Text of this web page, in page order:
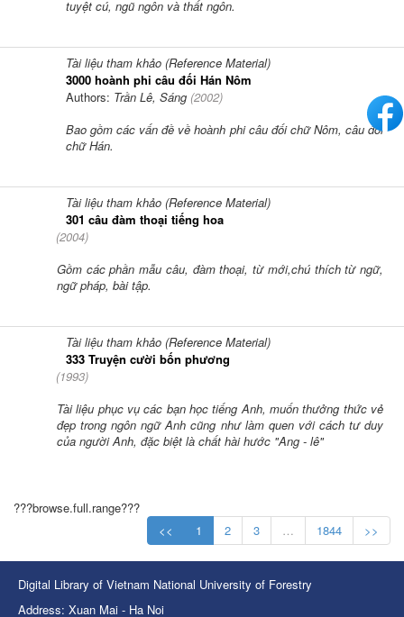
tuyệt cú, ngũ ngôn và thất ngôn.
Tài liệu tham khảo (Reference Material)
3000 hoành phi câu đối Hán Nôm
Authors: Trần Lê, Sáng (2002)
Bao gồm các vấn đề về hoành phi câu đối chữ Nôm, câu đối
chữ Hán.
Tài liệu tham khảo (Reference Material)
301 câu đàm thoại tiếng hoa
(2004)
Gồm các phần mẫu câu, đàm thoại, từ mới,chú thích từ ngữ,
ngữ pháp, bài tập.
Tài liệu tham khảo (Reference Material)
333 Truyện cười bốn phương
(1993)
Tài liệu phục vụ các bạn học tiếng Anh, muốn thưởng thức vẻ
đẹp trong ngôn ngữ Anh cũng như làm quen với cách tư duy
của người Anh, đặc biệt là chất hài hước "Ang - lê"
???browse.full.range???
<<
1 2 3 … 1844 >>
Digital Library of Vietnam National University of Forestry
Address: Xuan Mai - Ha Noi